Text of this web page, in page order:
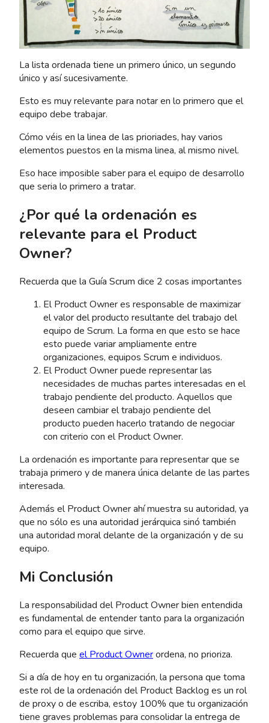
La lista ordenada tiene un primero único, un segundo
único y así sucesivamente.
Esto es muy relevante para notar en lo primero que el
equipo debe trabajar.
Cómo véis en la linea de las prioriades, hay varios
elementos puestos en la misma linea, al mismo nivel.
Eso hace imposible saber para el equipo de desarrollo
que seria lo primero a tratar.
¿Por qué la ordenación es
relevante para el Product
Owner?
Recuerda que la Guía Scrum dice 2 cosas importantes
El Product Owner es responsable de maximizar
el valor del producto resultante del trabajo del
equipo de Scrum. La forma en que esto se hace
esto puede variar ampliamente entre
organizaciones, equipos Scrum e individuos.
El Product Owner puede representar las
necesidades de muchas partes interesadas en el
trabajo pendiente del producto. Aquellos que
deseen cambiar el trabajo pendiente del
producto pueden hacerlo tratando de negociar
con criterio con el Product Owner.
La ordenación es importante para representar que se
trabaja primero y de manera única delante de las partes
interesada.
Además el Product Owner ahí muestra su autoridad, ya
que no sólo es una autoridad jerárquica sinó también
una autoridad moral delante de la organización y de su
equipo.
Mi Conclusión
La responsabilidad del Product Owner bien entendida
es fundamental de entender tanto para la organización
como para el equipo que sirve.
Recuerda que el Product Ownerordena, no prioriza.
Si a día de hoy en tu organización, la persona que toma
este rol de la ordenación del Product Backlog es un rol
de proxy o de escriba, estoy 100% que tu organización
tiene graves problemas para consolidar la entrega de